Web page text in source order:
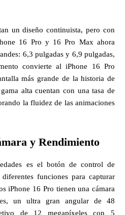
un diseño continuista, pero con
16 Pro y 16 Pro Max ahora
6,3 pulgadas y 6,9 pulgadas,
convierte al iPhone 16 Pro
más grande de la historia de
alta cuentan con una tasa de
la fluidez de las animaciones
y Rendimiento
es el botón de control de
funciones para capturar
iPhone 16 Pro tienen una cámara
un ultra gran angular de 48
de 12 megapíxeles con 5